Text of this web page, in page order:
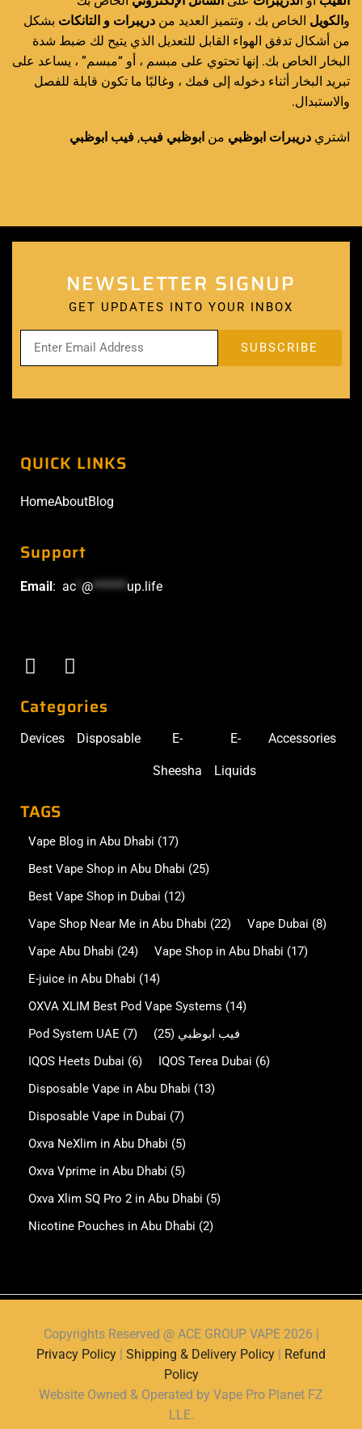
و الكويل الخاص بك ، وتتميز العديد من دريبرات و التانكات بشكل
من أشكال تدفق الهواء القابل للتعديل الذي يتيح لك ضبط شدة
البخار الخاص بك. إنها تحتوي على مبسم ، أو “مبسم” ، يساعد على
تبريد البخار أثناء دخوله إلى فمك ، وغالبًا ما تكون قابلة للفصل
والاستبدال.
اشتري دريبرات ابوظبي من ابوظبي فيب, فيب ابوظبي
NEWSLETTER SIGNUP
GET UPDATES INTO YOUR INBOX
QUICK LINKS
HomeAboutBlog
Support
Email: ac @****** up.life
Categories
Devices Disposable E-
Sheesha
E-
Liquids
Accessories
TAGS
Vape Blog in Abu Dhabi (17)
Best Vape Shop in Abu Dhabi (25)
Best Vape Shop in Dubai (12)
Vape Shop Near Me in Abu Dhabi (22) Vape Dubai (8)
Vape Abu Dhabi (24) Vape Shop in Abu Dhabi (17)
E-juice in Abu Dhabi (14)
OXVA XLIM Best Pod Vape Systems (14)
Pod System UAE (7) فيب ابوظبي (25)
IQOS Heets Dubai (6) IQOS Terea Dubai (6)
Disposable Vape in Abu Dhabi (13)
Disposable Vape in Dubai (7)
Oxva NeXlim in Abu Dhabi (5)
Oxva Vprime in Abu Dhabi (5)
Oxva Xlim SQ Pro 2 in Abu Dhabi (5)
Nicotine Pouches in Abu Dhabi (2)
Copyrights Reserved @ ACE GROUP VAPE 2026 |
Privacy Policy | Shipping & Delivery Policy | Refund
Policy
Website Owned & Operated by Vape Pro Planet FZ
LLE.